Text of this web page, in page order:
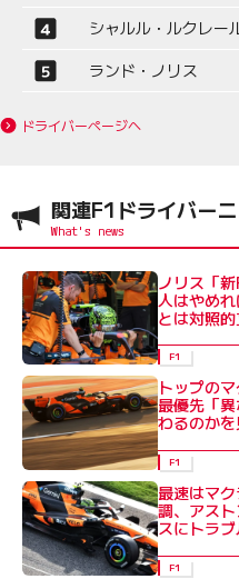
シャルル・ルクレー
ランド・ノリス
ドライバーページへ
関連F1ドライバー
ノリス「
人はやめ
とは対照
F1
トップの
最優先「
わるのか
F1
最速はマ
調、アス
スにトラ
F1